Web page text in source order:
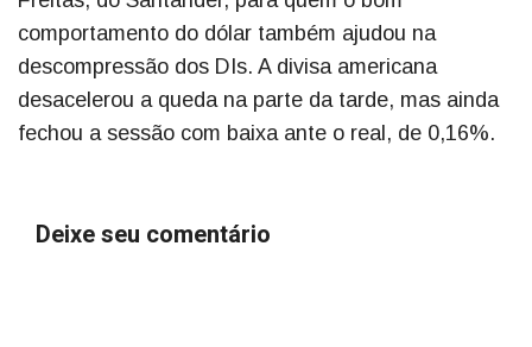
comportamento do dólar também ajudou na
descompressão dos DIs. A divisa americana
desacelerou a queda na parte da tarde, mas ainda
fechou a sessão com baixa ante o real, de 0,16%.
Deixe seu comentário